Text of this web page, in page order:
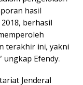
Jenderal
Efendy telah
keuangan di
HAM Sulawesi
kinerja
pengukuran
dilihat dari sisi